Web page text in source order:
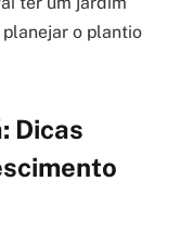
o plantio
Dicas